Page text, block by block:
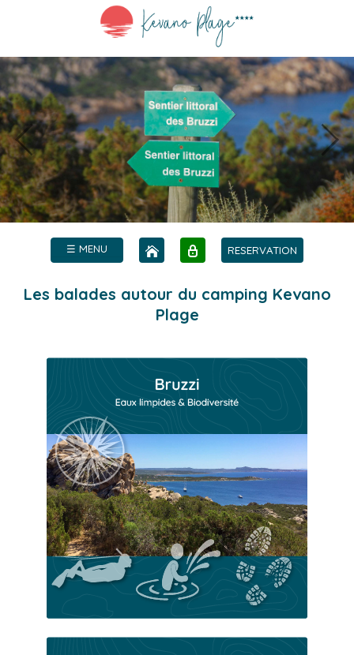
☰ MENU RESERVATION
Les balades autour du camping Kevano
Plage